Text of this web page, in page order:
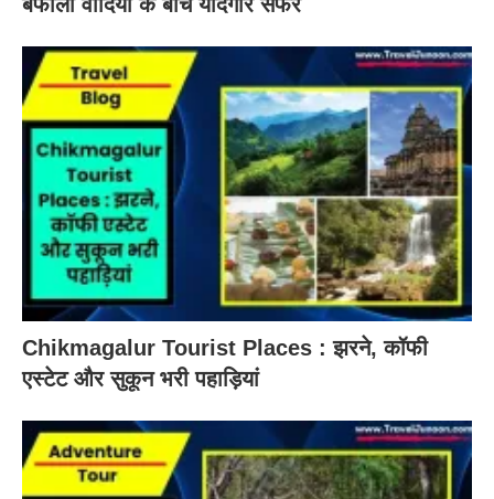
Chikmagalur Tourist Places : झरने, कॉफी
एस्टेट और सुकून भरी पहाड़ियां